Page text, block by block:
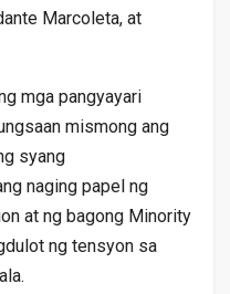
Marcoleta, at
mga pangyayari
mismong ang
syang
naging papel ng
at ng bagong Minority
ng tensyon sa